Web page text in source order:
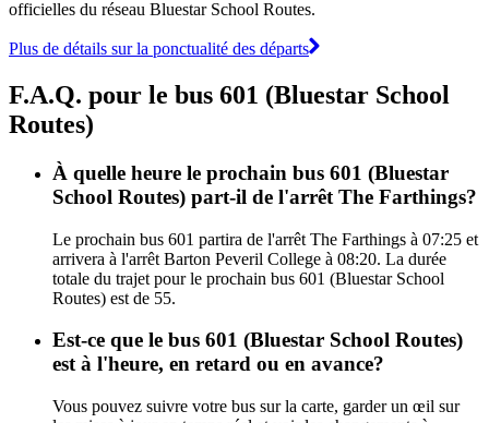
officielles du réseau Bluestar School Routes.
Plus de détails sur la ponctualité des départs
F.A.Q. pour le bus 601 (Bluestar School
Routes)
À quelle heure le prochain bus 601 (Bluestar
School Routes) part-il de l'arrêt The Farthings?
Le prochain bus 601 partira de l'arrêt The Farthings à 07:25 et
arrivera à l'arrêt Barton Peveril College à 08:20. La durée
totale du trajet pour le prochain bus 601 (Bluestar School
Routes) est de 55.
Est-ce que le bus 601 (Bluestar School Routes)
est à l'heure, en retard ou en avance?
Vous pouvez suivre votre bus sur la carte, garder un œil sur